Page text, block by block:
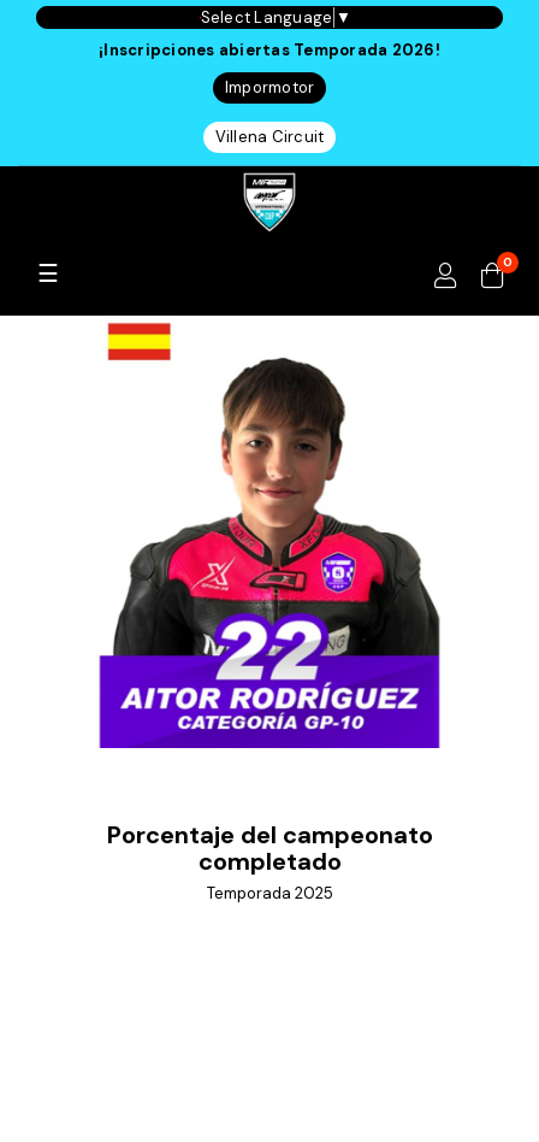
Select Language ▼
¡Inscripciones abiertas Temporada 2026!
Impormotor
Villena Circuit
Navegación
palanca
☰ 0
Porcentaje del campeonato
completado
Temporada 2025